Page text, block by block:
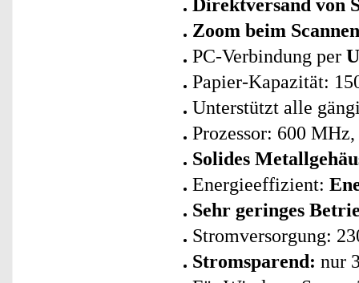
Direktversand von
Zoom beim
PC-Verbindung per
Papier-Kapazität:
Unterstützt alle
Prozessor: 600
Solides
Energieeffizient:
Sehr geringes
Stromversorgung:
Stromsparend: nur